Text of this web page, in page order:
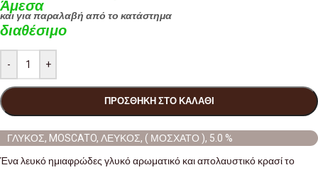
και για παραλαβή από το κατάστημα
- +
ΠΡΟΣΘΉΚΗ ΣΤΟ ΚΑΛΆΘΙ
ΓΛΥΚΟΣ, MOSCATO, ΛΕΥΚΟΣ, ( ΜΟΣΧΑΤΟ ), 5.0 %
Ένα λευκό ημιαφρώδες γλυκό αρωματικό και απολαυστικό κρασί το